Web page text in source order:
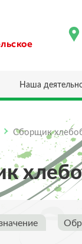
Наша
Сборщик